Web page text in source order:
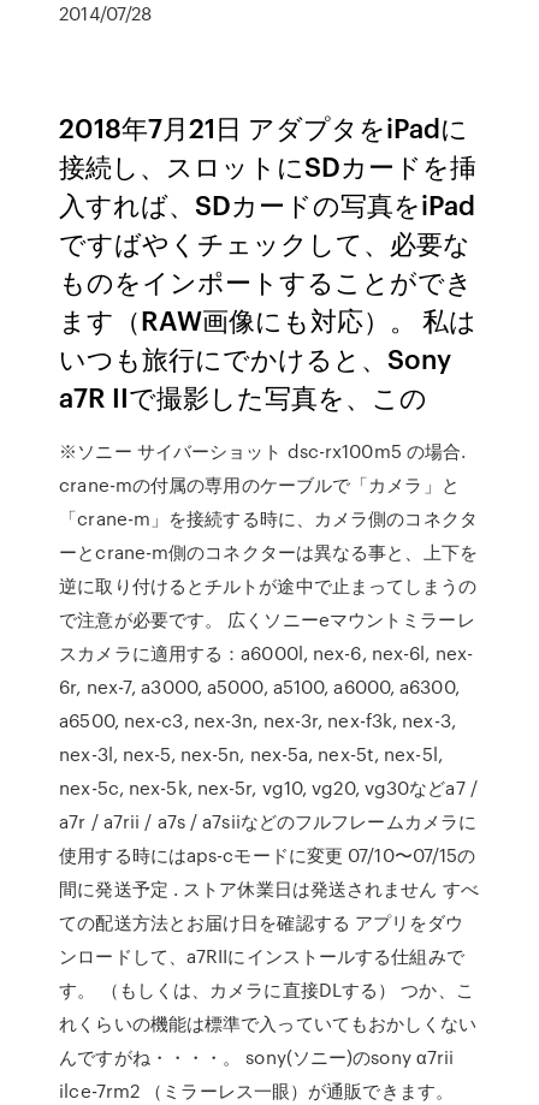
2014/07/28
2018年7月21日 アダプタをiPadに
接続し、スロットにSDカードを挿
入すれば、SDカードの写真をiPad
ですばやくチェックして、必要な
ものをインポートすることができ
ます（RAW画像にも対応）。 私は
いつも旅行にでかけると、Sony
a7R IIで撮影した写真を、この
※ソニー サイバーショット dsc-rx100m5 の場合.
crane-mの付属の専用のケーブルで「カメラ」と
「crane-m」を接続する時に、カメラ側のコネクタ
ーとcrane-m側のコネクターは異なる事と、上下を
逆に取り付けるとチルトが途中で止まってしまうの
で注意が必要です。 広くソニーeマウントミラーレ
スカメラに適用する：a6000l, nex-6, nex-6l, nex-
6r, nex-7, a3000, a5000, a5100, a6000, a6300,
a6500, nex-c3, nex-3n, nex-3r, nex-f3k, nex-3,
nex-3l, nex-5, nex-5n, nex-5a, nex-5t, nex-5l,
nex-5c, nex-5k, nex-5r, vg10, vg20, vg30などa7 /
a7r / a7rii / a7s / a7siiなどのフルフレームカメラに
使用する時にはaps-cモードに変更 07/10〜07/15の
間に発送予定 . ストア休業日は発送されません すべ
ての配送方法とお届け日を確認する アプリをダウ
ンロードして、a7RIIにインストールする仕組みで
す。 （もしくは、カメラに直接DLする） つか、こ
れくらいの機能は標準で入っていてもおかしくない
んですがね・・・・。 sony(ソニー)のsony α7rii
ilce-7rm2 （ミラーレス一眼）が通販できます。